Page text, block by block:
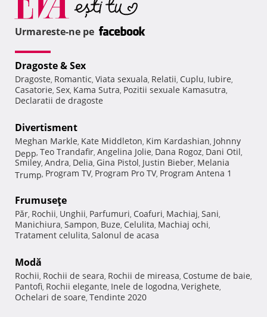
Urmareste-ne pe
Dragoste & Sex
Dragoste, Romantic, Viata sexuala, Relatii, Cuplu, Iubire,
Casatorie, Sex, Kama Sutra, Pozitii sexuale Kamasutra,
Declaratii de dragoste
Divertisment
Meghan Markle, Kate Middleton, Kim Kardashian, Johnny
Depp, Teo Trandafir, Angelina Jolie, Dana Rogoz, Dani Otil,
Smiley, Andra, Delia, Gina Pistol, Justin Bieber, Melania
Trump, Program TV, Program Pro TV, Program Antena 1
Frumuseţe
Păr, Rochii, Unghii, Parfumuri, Coafuri, Machiaj, Sani,
Manichiura, Sampon, Buze, Celulita, Machiaj ochi,
Tratament celulita, Salonul de acasa
Modă
Rochii, Rochii de seara, Rochii de mireasa, Costume de baie,
Pantofi, Rochii elegante, Inele de logodna, Verighete,
Ochelari de soare, Tendinte 2020